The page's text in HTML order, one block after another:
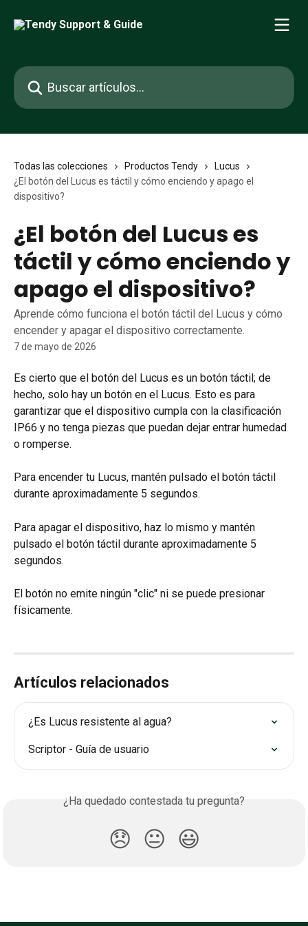
Buscar artículos...
Todas las colecciones Productos Tendy
Lucus
¿El botón del Lucus es táctil y cómo enciendo y apago el
dispositivo?
¿El botón del Lucus es
táctil y cómo enciendo y
apago el dispositivo?
Aprende cómo funciona el botón táctil del Lucus y cómo
encender y apagar el dispositivo correctamente.
7 de mayo de 2026
Es cierto que el botón del Lucus es un botón táctil; de
hecho, solo hay un botón en el Lucus. Esto es para
garantizar que el dispositivo cumpla con la clasificación
IP66 y no tenga piezas que puedan dejar entrar humedad
o romperse.
Para encender tu Lucus, mantén pulsado el botón táctil
durante aproximadamente 5 segundos.
Para apagar el dispositivo, haz lo mismo y mantén
pulsado el botón táctil durante aproximadamente 5
segundos.
El botón no emite ningún "clic" ni se puede presionar
físicamente.
Artículos relacionados
¿Es Lucus resistente al agua?
Scriptor - Guía de usuario
¿Ha quedado contestada tu pregunta?
😞 😐 😃